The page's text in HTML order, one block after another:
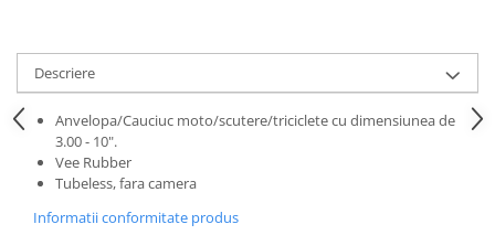
Cu 3 Roti
Cu 3 Roti fara Permis
Cu 4 Roti
Cu Pedale
Fara Permis
25 km/h
45 km/h
Descriere
Anvelopa/Cauciuc moto/scutere/triciclete cu dimensiunea de
3.00 - 10".
Vee Rubber
Tubeless, fara camera
Informatii conformitate produs